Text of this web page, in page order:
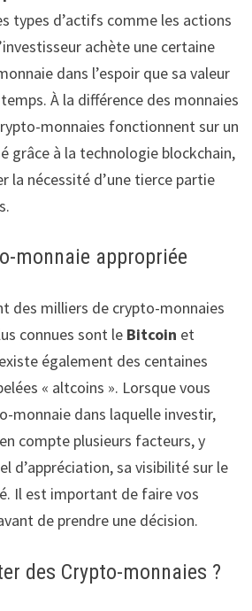
types d’actifs comme les actions
achète une certaine
dans l’espoir que sa valeur
À la différence des monnaies
monnaies fonctionnent sur un
grâce à la technologie blockchain,
la nécessité d’une tierce partie
monnaie appropriée
des milliers de crypto-monnaies
connues sont le Bitcoin et
également des centaines
« altcoins ». Lorsque vous
monnaie dans laquelle investir,
compte plusieurs facteurs, y
d’appréciation, sa visibilité sur le
Il est important de faire vos
de prendre une décision.
des Crypto-monnaies ?